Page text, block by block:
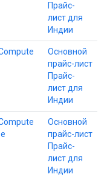
Прайс-
лист для
Индии
Основной
прайс-лист
Прайс-
лист для
Индии
Основной
прайс-лист
Прайс-
лист для
Индии